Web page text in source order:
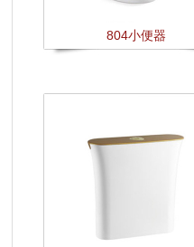
804小便器